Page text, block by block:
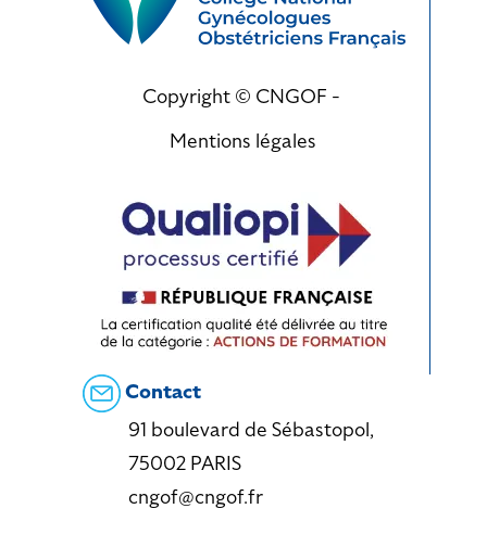
Copyright © CNGOF -
Mentions légales
Contact
91 boulevard de Sébastopol,
75002 PARIS
cngof@cngof.fr